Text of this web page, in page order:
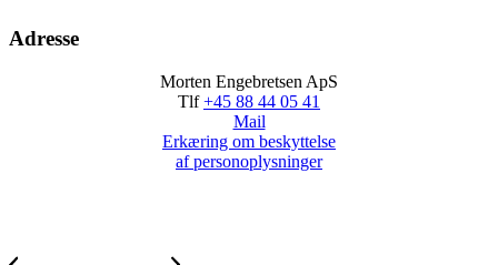
Adresse
Morten Engebretsen ApS
Tlf+45 88 44 05 41
Mail
Erkæring om beskyttelse
af personoplysninger